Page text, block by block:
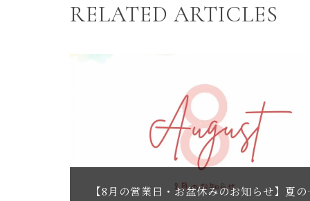
RELATED ARTICLES
【8月の営